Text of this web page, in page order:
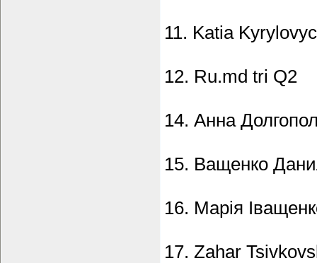
11. Katia
12. Ru.md tri Q2
14. Анна
15. Ващенко
16. Марія
17. Zahar